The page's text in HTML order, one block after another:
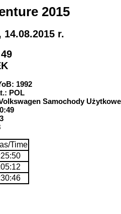
2015
r.
1992
POL
Samochody
Time